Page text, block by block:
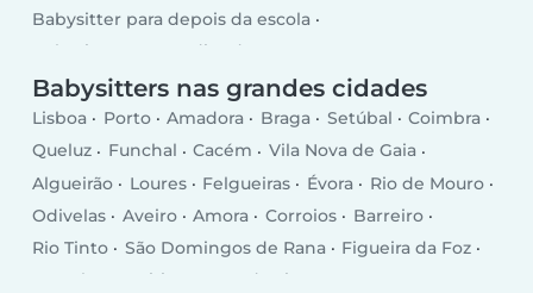
Babysitter para depois da escola
Babysitter para os dias da semana
Babysitter para o fim de semana
Babysitters nas grandes cidades
Lisboa Porto Amadora Braga Setúbal
Coimbra
Queluz
Funchal Cacém
Vila Nova de Gaia
Algueirão
Loures Felgueiras Évora
Rio de Mouro
Odivelas
Aveiro Amora Corroios
Barreiro
Rio Tinto
São Domingos de Rana
Figueira da Foz
Paranhos
Leiria Ponte de Lima